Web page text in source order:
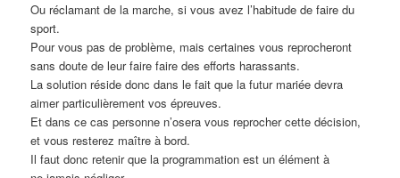
Ou réclamant de la marche, si vous avez l’habitude de faire du
sport.
Pour vous pas de problème, mais certaines vous reprocheront
sans doute de leur faire faire des efforts harassants.
La solution réside donc dans le fait que la futur mariée devra
aimer particulièrement vos épreuves.
Et dans ce cas personne n’osera vous reprocher cette décision,
et vous resterez maître à bord.
Il faut donc retenir que la programmation est un élément à